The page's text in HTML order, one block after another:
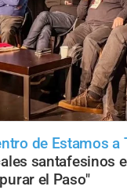
de Estamos a
santafesinos
el Paso"